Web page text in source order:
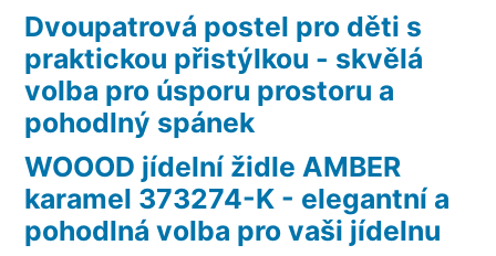
Dvoupatrová postel pro děti s
praktickou přistýlkou - skvělá
volba pro úsporu prostoru a
pohodlný spánek
WOOOD jídelní židle AMBER
karamel 373274-K - elegantní a
pohodlná volba pro vaši jídelnu